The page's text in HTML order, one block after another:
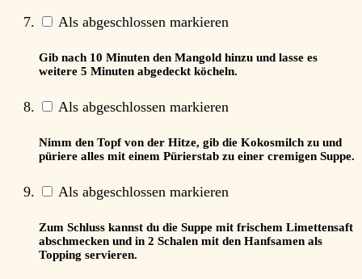
Als abgeschlossen markieren
Gib nach 10 Minuten den Mangold hinzu und lasse es
weitere 5 Minuten abgedeckt köcheln.
Als abgeschlossen markieren
Nimm den Topf von der Hitze, gib die Kokosmilch zu und
püriere alles mit einem Pürierstab zu einer cremigen Suppe.
Als abgeschlossen markieren
Zum Schluss kannst du die Suppe mit frischem Limettensaft
abschmecken und in 2 Schalen mit den Hanfsamen als
Topping servieren.